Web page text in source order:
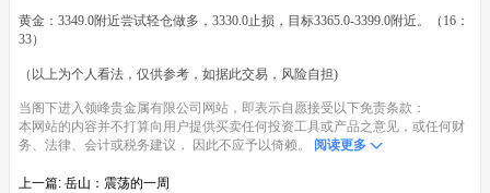
黄金：3349.0附近尝试轻仓做多，3330.0止损，目标3365.0-3399.0附近。（16：
33）
（以上为个人看法，仅供参考，如据此交易，风险自担)
当阁下进入领峰贵金属有限公司网站，即表示自愿接受以下免责条款：
本网站的内容并不打算向用户提供买卖任何投资工具或产品之意见，或任何财
务、法律、会计或税务建议， 因此不应予以倚赖。
阅读更多
上一篇: 岳山：震荡的一周